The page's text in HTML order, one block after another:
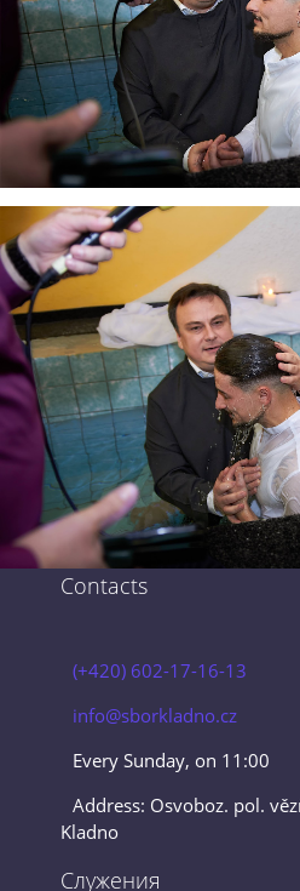
Contacts
(+420) 602-17-16-13
info@sborkladno.cz
Every Sunday, on 11:00
Address: Osvoboz. pol.
Kladno
Служения